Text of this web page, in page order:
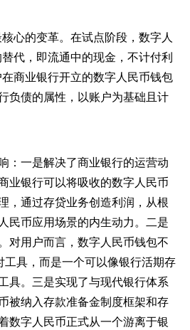
心的变革。在试点阶段，数字人
代，即流通中的现金，不计付利
商业银行开立的数字人民币钱包
负债的属性，以账户为基础且计
：一是解决了商业银行的运营动
业银行可以将吸收的数字人民币
，通过存贷业务创造利润，从根
民币应用场景的内生动力。二是
对用户而言，数字人民币钱包不
工具，而是一个可以像银行活期存
具。三是实现了与现代银行体系
被纳入存款准备金制度框架和存
数字人民币正式从一个游离于银